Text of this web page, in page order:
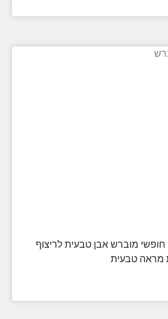
סוג האבן: ספרה 30 חופשי מוברש אבן טבעית לריצוף
מראה טבעית